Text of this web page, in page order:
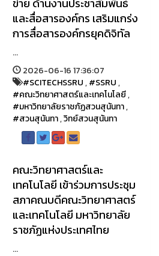
ข่าย ด้านงานประชาสัมพันธ์
และสื่อสารองค์กร เสริมแกร่ง
การสื่อสารองค์กรยุคดิจิทัล
...
2026-06-16 17:36:07
#SCITECHSSRU,#SSRU,
#คณะวิทยาศาสตร์และเทคโนโลยี,
#มหาวิทยาลัยราชภัฏสวนสุนันทา,
#สวนสุนันทา,วิทย์สวนสุนันทา
คณะวิทยาศาสตร์และ
เทคโนโลยี เข้าร่วมการประชุม
สภาคณบดีคณะวิทยาศาสตร์
และเทคโนโลยี มหาวิทยาลัย
ราชภัฏแห่งประเทศไทย
...